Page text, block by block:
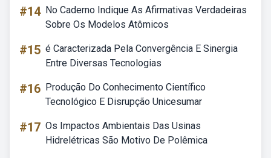
#14 No Caderno Indique As Afirmativas Verdadeiras
Sobre Os Modelos Atômicos
#15 é Caracterizada Pela Convergência E Sinergia
Entre Diversas Tecnologias
#16 Produção Do Conhecimento Científico
Tecnológico E Disrupção Unicesumar
#17 Os Impactos Ambientais Das Usinas
Hidrelétricas São Motivo De Polêmica